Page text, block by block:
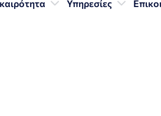
Υπηρεσίες